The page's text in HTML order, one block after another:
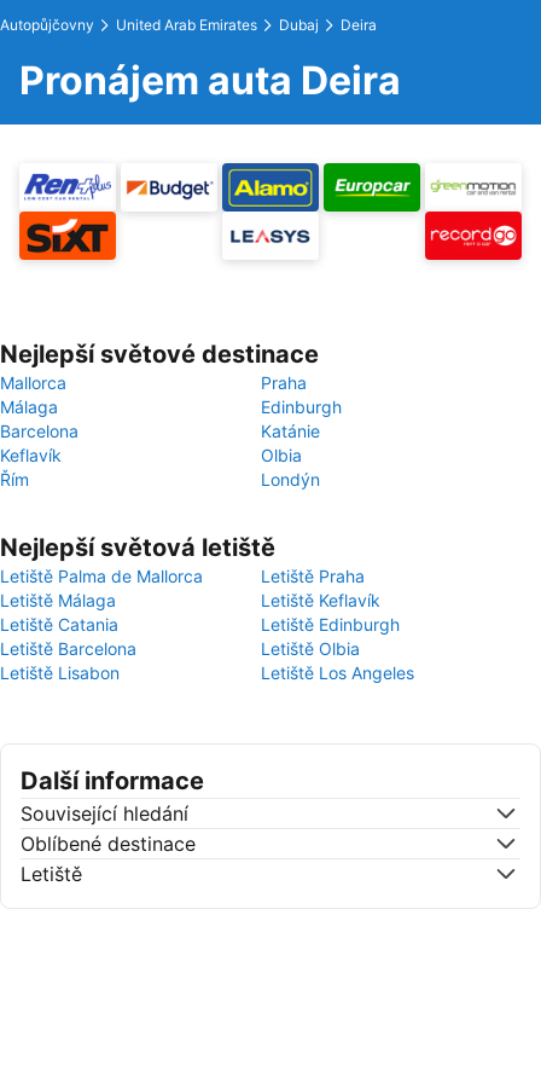
Autopůjčovny United Arab Emirates Dubaj Deira
Pronájem auta Deira
Nejlepší světové destinace
Mallorca
Praha
Málaga
Edinburgh
Barcelona
Katánie
Keflavík
Olbia
Řím
Londýn
Nejlepší světová letiště
Letiště Palma de Mallorca
Letiště Praha
Letiště Málaga
Letiště Keflavík
Letiště Catania
Letiště Edinburgh
Letiště Barcelona
Letiště Olbia
Letiště Lisabon
Letiště Los Angeles
Další informace
Související hledání
Oblíbené destinace
Letiště